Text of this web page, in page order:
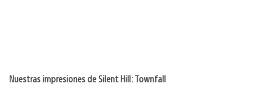
Nuestras impresiones de Silent Hill: Townfall